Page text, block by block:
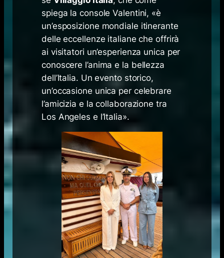
spiega la console Valentini, «è
un’esposizione mondiale itinerante
delle eccellenze italiane che offrirà
ai visitatori un’esperienza unica per
conoscere l’anima e la bellezza
dell’Italia. Un evento storico,
un’occasione unica per celebrare
l’amicizia e la collaborazione tra
Los Angeles e l’Italia».